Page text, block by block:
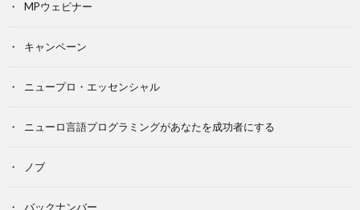
MPウェビナー
キャンペーン
ニュープロ・エッセンシャル
ニューロ言語プログラミングがあなたを成功者にする
ノブ
バックナンバー